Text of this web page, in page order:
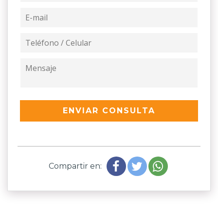
ENVIAR CONSULTA
Compartir en: